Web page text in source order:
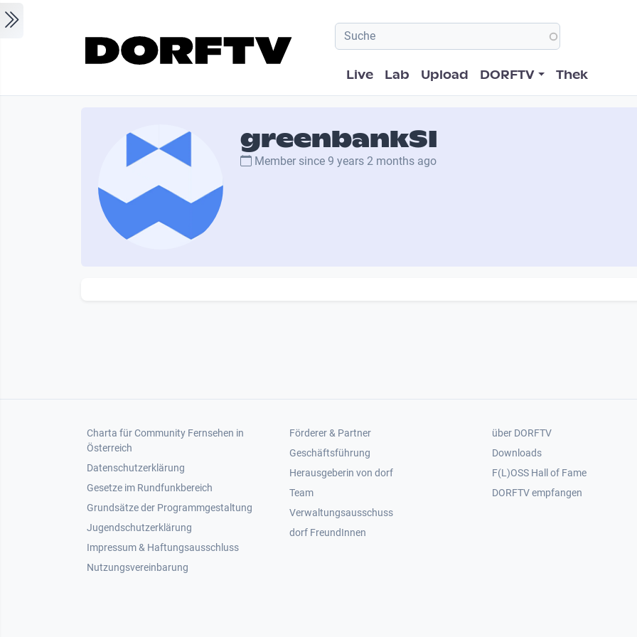
Hauptnavigation
Live Lab Upload DORFTV Thek
greenbankSI
Member since 9 years 2 months ago
Footer 1
Charta für Community Fernsehen in
Österreich
Datenschutzerklärung
Gesetze im Rundfunkbereich
Grundsätze der Programmgestaltung
Jugendschutzerklärung
Impressum & Haftungsausschluss
Nutzungsvereinbarung
Footer 2
Förderer & Partner
Geschäftsführung
Herausgeberin von dorf
Team
Verwaltungsausschuss
dorf FreundInnen
Footer 3
über DORFTV
Downloads
F(L)OSS Hall of Fame
Footer 4
DORFTV empfangen